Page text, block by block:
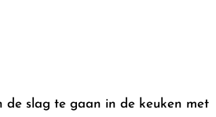
slag te gaan in de keuken met